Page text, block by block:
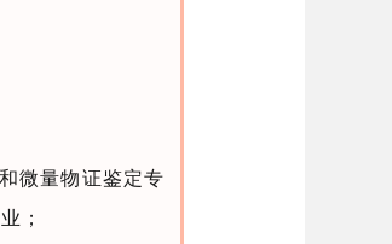
微量物证鉴定专
；